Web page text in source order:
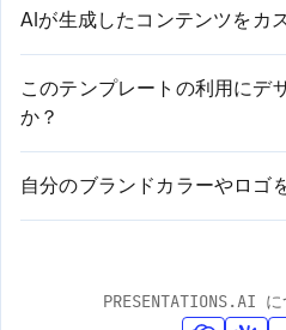
ト・プレゼンテーション・
単なステップで作成プロ
1. テンプレートを選択し、基本的
2. 当社のAIが入力内容を分析し、
を生成します
3. 直感的なエディターで生成され
AIが生成したコンテンツをカ
はい、もちろんです！AIがプ
作成しますが、お客様が完全
必要に応じて、テキストの編
タイルの調整、セクションの
社のプラットフォームは、自
の両方のオプションを提供し
このテンプレートの利用にデ
か？
デザイン経験は不要です！弊
ムがデザイン要素を自動的に
テンツに集中するだけで、弊
のコンテンツに適応します。
自分のブランドカラーやロゴ
はい！弊社のテンプレートは
がこれらの要素をプレゼンテ
PRESENTATIONS.AI